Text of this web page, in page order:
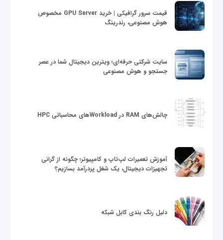
قیمت سرور گرافیکی | خرید GPU Server مخصوص
هوش مصنوعی، رندرینگ
سایت شرکتی حرفه‌ای؛ ویترین دیجیتال شما در عصر
جستجو و هوش مصنوعی
چالش‌های RAM در Workloadهای محاسباتی HPC
آموزش تعمیرات لپ‌تاپ و کامپیوتر؛ چگونه از گرانی
تجهیزات دیجیتال، یک شغل پردرآمد بسازیم؟
دلیل رنگ بندی کابل شبکه